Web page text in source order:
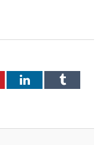
LinkedInTumblr